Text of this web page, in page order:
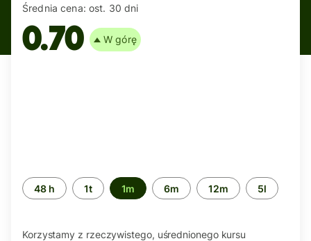
Średnia cena: ost. 30 dni
0.70 W górę
Przedział
czasu
48 h 1t 1m 6m 12m 5l
Korzystamy z rzeczywistego, uśrednionego kursu